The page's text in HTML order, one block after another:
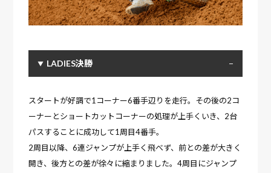
LADIES決勝
スタートが好調で1コーナー6番手辺りを走行。その後の2コ
ーナーとショートカットコーナーの処理が上手くいき、2台
パスすることに成功して1周目4番手。
2周目以降、6連ジャンプが上手く飛べず、前との差が大きく
開き、後方との差が徐々に縮まりました。4周目にジャンプ